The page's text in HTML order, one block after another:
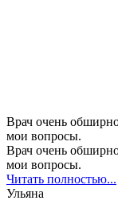
Врач очень
мои вопросы.
Врач очень
мои вопросы.
Читать полностью...
Ульяна